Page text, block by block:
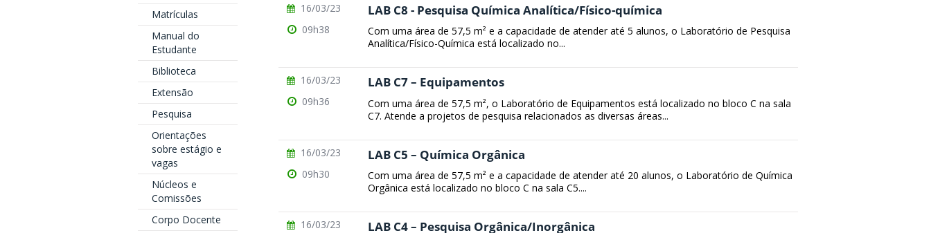
Matrículas
Manual do
Estudante
Biblioteca
Extensão
Pesquisa
Orientações
sobre estágio e
vagas
Núcleos e
Comissões
Corpo Docente
LAB C8 - Pesquisa Química Analítica/Físico-química
Com uma área de 57,5 m² e a capacidade de atender até 5 alunos, o Laboratório de Pesquisa
Analítica/Físico-Química está localizado no...
16/03/23
09h38
LAB C7 – Equipamentos
Com uma área de 57,5 m², o Laboratório de Equipamentos está localizado no bloco C na sala
C7. Atende a projetos de pesquisa relacionados as diversas áreas...
16/03/23
09h36
LAB C5 – Química Orgânica
Com uma área de 57,5 m² e a capacidade de atender até 20 alunos, o Laboratório de Química
Orgânica está localizado no bloco C na sala C5....
16/03/23
09h30
LAB C4 – Pesquisa Orgânica/Inorgânica
16/03/23